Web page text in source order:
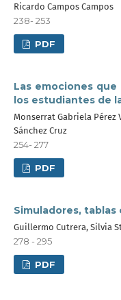
Ricardo Campos Campos
238- 253
PDF
Las emociones
los estudiantes de
Monserrat Gabriela Pérez
Sánchez Cruz
254- 277
PDF
Simuladores,
Guillermo Cutrera, Silvia
278 - 295
PDF